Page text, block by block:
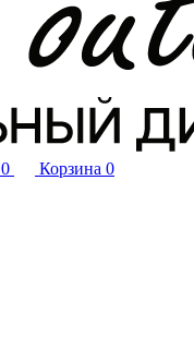
0 Корзина 0